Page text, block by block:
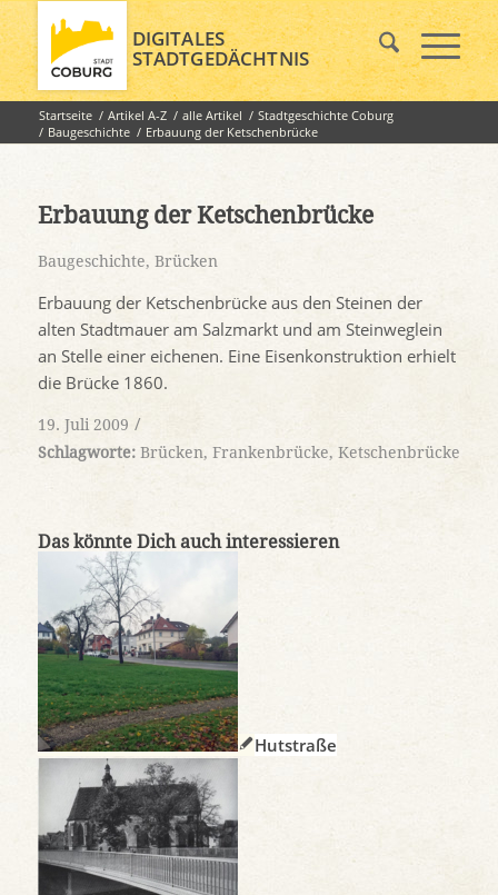
DIGITALES
STADTGEDÄCHTNIS
Startseite / Artikel A-Z / alle Artikel / Stadtgeschichte Coburg
/ Baugeschichte / Erbauung der Ketschenbrücke
Erbauung der Ketschenbrücke
Baugeschichte, Brücken
Erbauung der Ketschenbrücke aus den Steinen der
alten Stadtmauer am Salzmarkt und am Steinweglein
an Stelle einer eichenen. Eine Eisenkonstruktion erhielt
die Brücke 1860.
19. Juli 2009 /
Schlagworte: Brücken, Frankenbrücke, Ketschenbrücke
Das könnte Dich auch interessieren
Hutstraße